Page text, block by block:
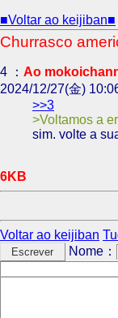
■Voltar ao keijiban■
Churrasco
4 ： Ao
2024/12/27(金)
>>3
Voltamos a
sim. volte a
6KB
Voltar ao keijiban
Nome：